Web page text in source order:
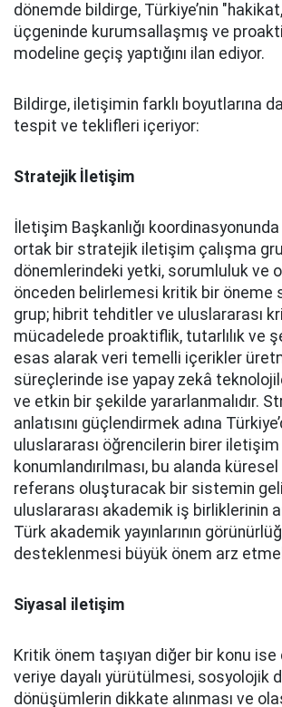
dönemde bildirge, Türkiye’nin
üçgeninde kurumsallaşmış ve
modeline geçiş yaptığını ilan ediyor.
Bildirge, iletişimin farklı boyutlarına
tespit ve teklifleri içeriyor:
Stratejik İletişim
İletişim Başkanlığı
ortak bir stratejik iletişim çalışma
dönemlerindeki yetki, sorumluluk ve
önceden belirlemesi kritik bir öneme
grup; hibrit tehditler ve uluslararası
mücadelede proaktiflik, tutarlılık ve
esas alarak veri temelli içerikler
süreçlerinde ise yapay zekâ
ve etkin bir şekilde yararlanmalıdır.
anlatısını güçlendirmek adına
uluslararası öğrencilerin birer
konumlandırılması, bu alanda
referans oluşturacak bir sistemin
uluslararası akademik iş birliklerinin
Türk akademik yayınlarının
desteklenmesi büyük önem arz
Siyasal iletişim
Kritik önem taşıyan diğer bir konu ise
veriye dayalı yürütülmesi, sosyolojik
dönüşümlerin dikkate alınması ve